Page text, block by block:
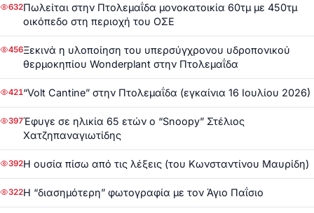
632Πωλείται στην Πτολεμαΐδα μονοκατοικία 60τμ με 450τμ
οικόπεδο στη περιοχή του ΟΣΕ
456Ξεκινά η υλοποίηση του υπερσύγχρονου υδροπονικού
θερμοκηπίου Wonderplant στην Πτολεμαΐδα
421“Volt Cantine” στην Πτολεμαΐδα (εγκαίνια 16 Ιουλίου 2026)
397Έφυγε σε ηλικία 65 ετών ο “Snoopy” Στέλιος
Χατζηπαναγιωτίδης
392Η ουσία πίσω από τις λέξεις (του Κωνσταντίνου Μαυρίδη)
322Η “διασημότερη” φωτογραφία με τον Άγιο Παΐσιο